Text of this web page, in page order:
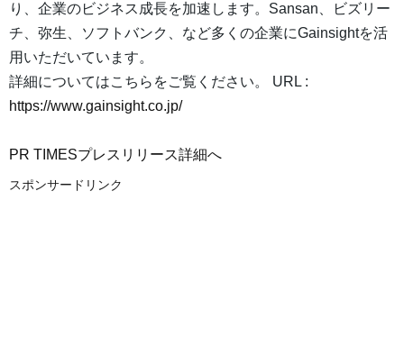
り、企業のビジネス成長を加速します。Sansan、ビズリー
チ、弥生、ソフトバンク、など多くの企業にGainsightを活
用いただいています。
詳細についてはこちらをご覧ください。 URL :
https://www.gainsight.co.jp/
PR TIMESプレスリリース詳細へ
スポンサードリンク